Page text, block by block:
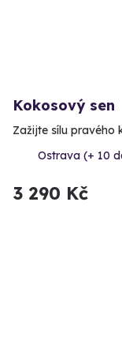
Kokosový sen
Zažijte sílu pravého
Ostrava (+ 10
3 290 Kč